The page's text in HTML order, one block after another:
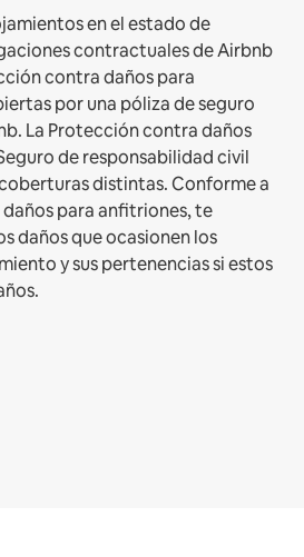
en el estado de
contractuales de Airbnb
contra daños para
por una póliza de seguro
La Protección contra daños
de responsabilidad civil
distintas. Conforme a
para anfitriones, te
daños que ocasionen los
y sus pertenencias si estos